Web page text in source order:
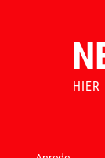
HIER